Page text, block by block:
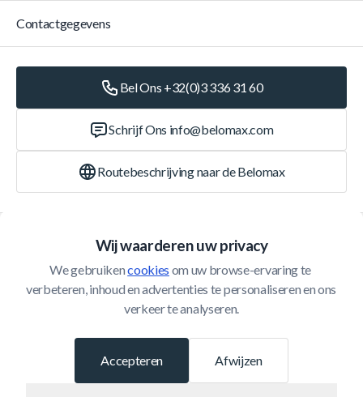
Wij waarderen uw privacy
We gebruiken cookies om uw browse-ervaring te
verbeteren, inhoud en advertenties te personaliseren en ons
verkeer te analyseren.
Afwijzen
Accepteren
Klantenservice
Contactgegevens
Bel Ons +32(0)3 336 31 60
Schrijf Ons info@belomax.com
Routebeschrijving naar de Belomax